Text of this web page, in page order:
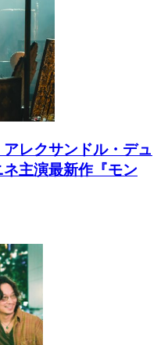
アレクサンドル・デュ
主演最新作『モン